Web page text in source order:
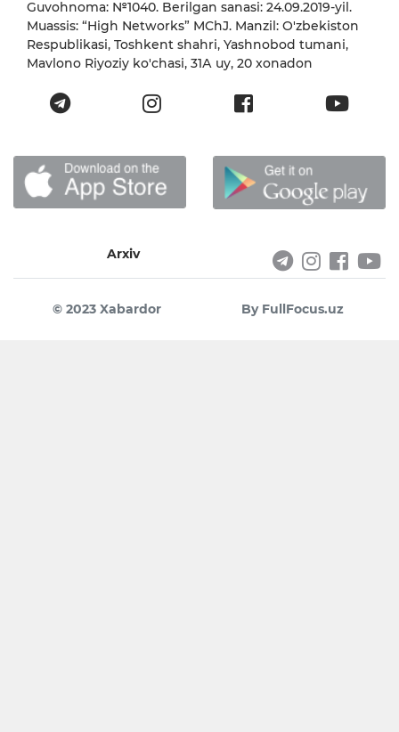
Guvohnoma: №1040. Berilgan sanasi: 24.09.2019-yil.
Muassis: “High Networks” MChJ. Manzil: O'zbekiston
Respublikasi, Toshkent shahri, Yashnobod tumani,
Mavlono Riyoziy ko'chasi, 31А uy, 20 xonadon
Arxiv
© 2023 Xabardor By FullFocus.uz